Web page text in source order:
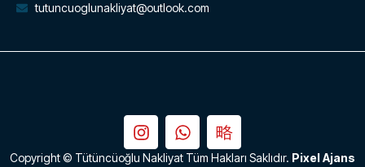
tutuncuoglunakliyat@outlook.com
Copyright © Tütüncüoğlu Nakliyat Tüm Hakları Saklıdır. Pixel Ajans